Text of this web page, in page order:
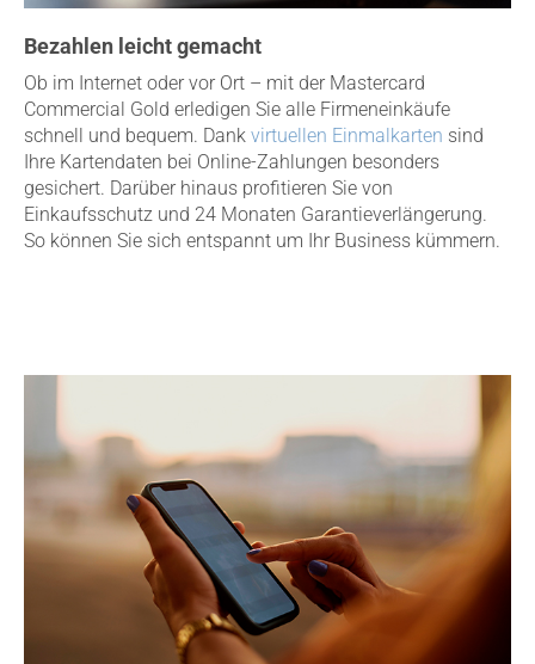
Bezahlen leicht gemacht
Ob im Internet oder vor Ort – mit der Mastercard
Commercial Gold erledigen Sie alle Firmeneinkäufe
schnell und bequem. Dank virtuellen Einmalkarten sind
Ihre Kartendaten bei Online-Zahlungen besonders
gesichert. Darüber hinaus profitieren Sie von
Einkaufsschutz und 24 Monaten Garantieverlängerung.
So können Sie sich entspannt um Ihr Business kümmern.